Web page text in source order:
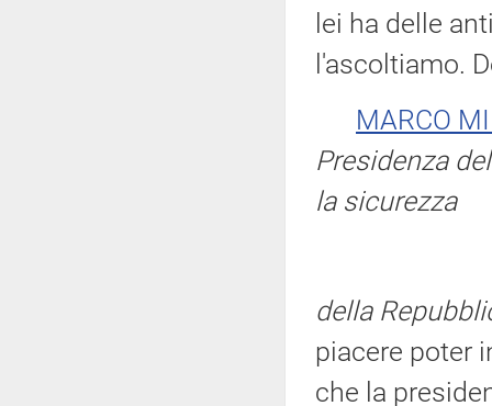
lei ha delle
l'ascoltiamo.
MARCO
Presidenza
la sicurezza
della
piacere poter
che la